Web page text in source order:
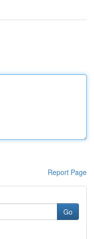
Report Page
Go